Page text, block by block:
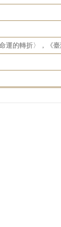
運的轉折〉，《